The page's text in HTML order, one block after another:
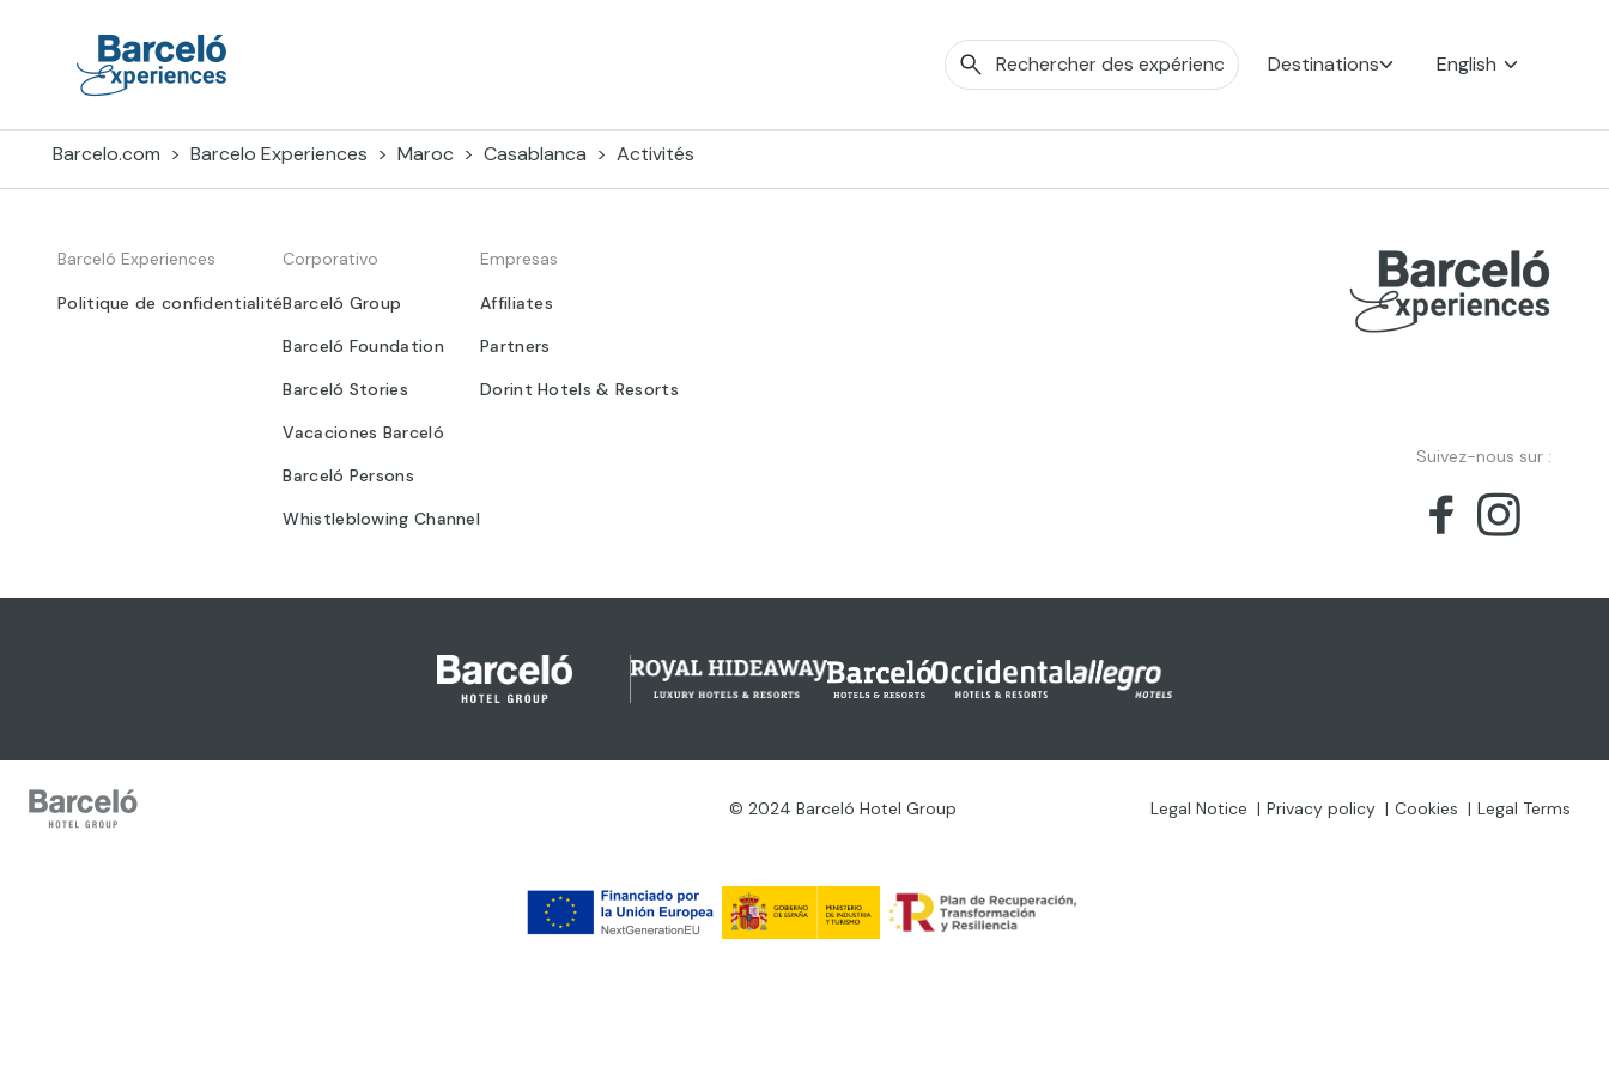
Destinations English
Barcelo.com Barcelo Experiences Maroc Casablanca Activités
Barceló Experiences
Politique de confidentialité
Corporativo
Barceló Group
Barceló Foundation
Barceló Stories
Vacaciones Barceló
Barceló Persons
Whistleblowing Channel
Empresas
Affiliates
Partners
Dorint Hotels & Resorts
Suivez-nous sur :
© 2024 Barceló Hotel Group Legal Notice Privacy policy Cookies Legal Terms